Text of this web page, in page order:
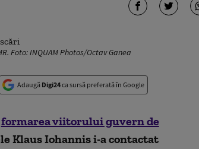
Foto: INQUAM Photos/Octav Ganea
Adaugă Digi24ca sursă preferată în Google
formarea viitorului guvern de
Klaus Iohannis i-a contactat